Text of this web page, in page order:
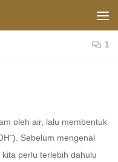
1
oleh air, lalu membentuk
–). Sebelum mengenal
perlu terlebih dahulu